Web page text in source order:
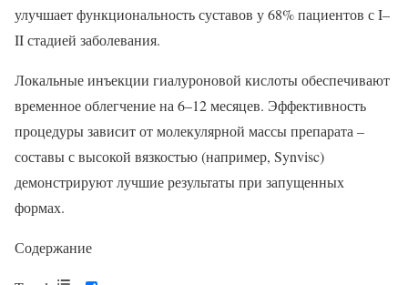
улучшает функциональность суставов у 68% пациентов с I–
II стадией заболевания.
Локальные инъекции гиалуроновой кислоты обеспечивают
временное облегчение на 6–12 месяцев. Эффективность
процедуры зависит от молекулярной массы препарата –
составы с высокой вязкостью (например, Synvisc)
демонстрируют лучшие результаты при запущенных
формах.
Содержание